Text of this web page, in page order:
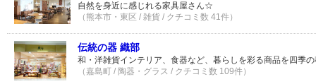
自然を身近に感じれる家具屋さん☆
（熊本市・東区 / 雑貨 / クチコミ数 41件）
伝統の器 織部
和・洋雑貨インテリア、食器など、暮らしを彩る商品を四季
（嘉島町 / 陶器・グラス / クチコミ数 109件）